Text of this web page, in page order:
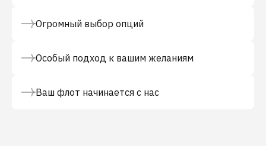
Огромный выбор опций
Особый подход к вашим желаниям
Ваш флот начинается с нас